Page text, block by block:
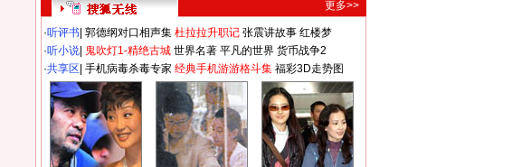
更多>>
·听评书 郭德纲对口相声集 杜拉拉升职记 张震讲故事 红楼梦
·听小说 鬼吹灯1-精绝古城 世界名著 平凡的世界 货币战争2
·共享区 手机病毒杀毒专家 经典手机游游格斗集 福彩3D走势图